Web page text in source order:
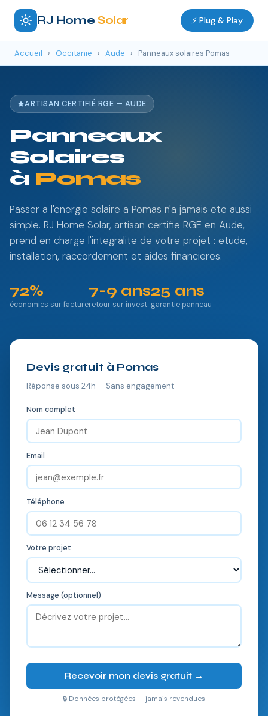
RJ Home Solar ⚡ Plug & Play
Accueil › Occitanie › Aude › Panneaux solaires Pomas
ARTISAN CERTIFIÉ RGE — AUDE
Panneaux
Solaires
à Pomas
Passer a l'energie solaire a Pomas n'a jamais ete aussi
simple. RJ Home Solar, artisan certifie RGE en Aude,
prend en charge l'integralite de votre projet : etude,
installation, raccordement et aides financieres.
72%
économies sur facture
7-9 ans
retour sur invest.
25 ans
garantie panneau
Devis gratuit à Pomas
Réponse sous 24h — Sans engagement
Nom complet
Email
Téléphone
Votre projet
Message (optionnel)
Recevoir mon devis gratuit →
🔒 Données protégées — jamais revendues